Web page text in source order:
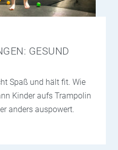
GESUND
Spaß und hält fit. Wie
Kinder aufs Trampolin
anders auspowert.